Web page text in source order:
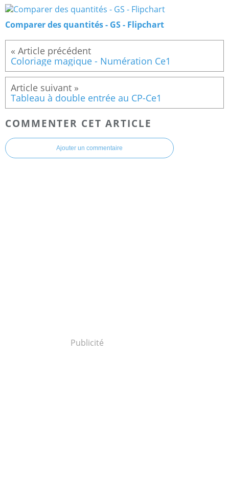
Comparer des quantités - GS - Flipchart
Coloriage magique - Numération Ce1
Tableau à double entrée au CP-Ce1
COMMENTER CET ARTICLE
Ajouter un commentaire
Publicité